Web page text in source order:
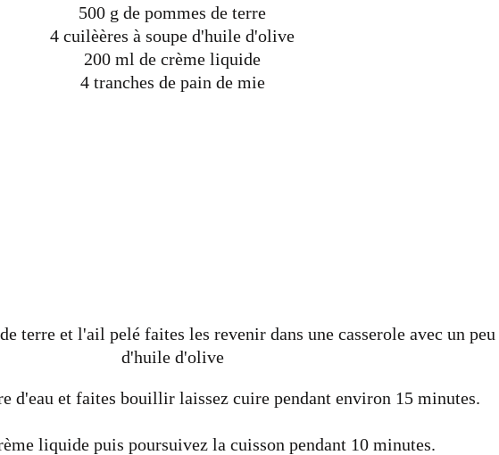
500 g de pommes de terre
4 cuilèères à soupe d'huile d'olive
200 ml de crème liquide
4 tranches de pain de mie
terre et l'ail pelé faites les revenir dans une casserole avec un peu
d'huile d'olive
d'eau et faites bouillir laissez cuire pendant environ 15 minutes.
liquide puis poursuivez la cuisson pendant 10 minutes.